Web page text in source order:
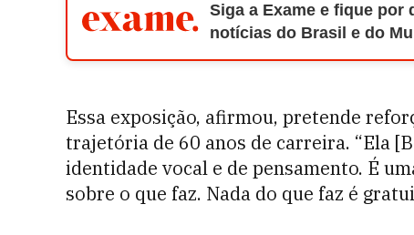
Siga a Exame e fique por
notícias do Brasil e do
Essa exposição, afirmou, pretende
trajetória de 60 anos de carreira. “Ela
identidade vocal e de pensamento. É
sobre o que faz. Nada do que faz é